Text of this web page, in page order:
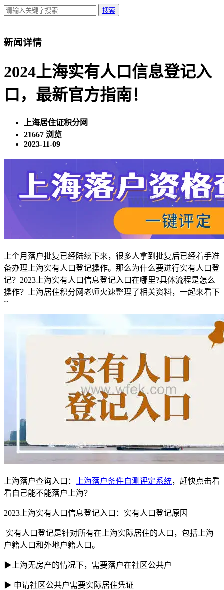
搜索
新闻详情
2024上海实有人口信息登记入
口，最新官方指南！
上海居住证积分网
21667 浏览
2023-11-09
上个月落户批复已经陆续下来，很多人拿到批复后已经着手准
备办理上海实有人口登记操作。那么为什么要进行实有人口登
记？2023上海实有人口信息登记入口在哪里?具体流程是怎么
操作？上海居住积分网老师火速整理了相关资料，一起来看下
~
上海落户查询入口： 上海落户条件自测评定系统，赶快点击看
看自己能不能落户上海？
2023上海实有人口信息登记入口：实有人口登记原因
实有人口登记是针对所有在上海实际居住的人口，包括上海
户籍人口和外地户籍人口。
▶上海无房产的情况下，需要落户在社区公共户
▶ 申请社区公共户需要实际居住凭证